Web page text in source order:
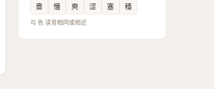
嗇
懎 㻎 涩 塞 穑
与 色 读音相同或相近